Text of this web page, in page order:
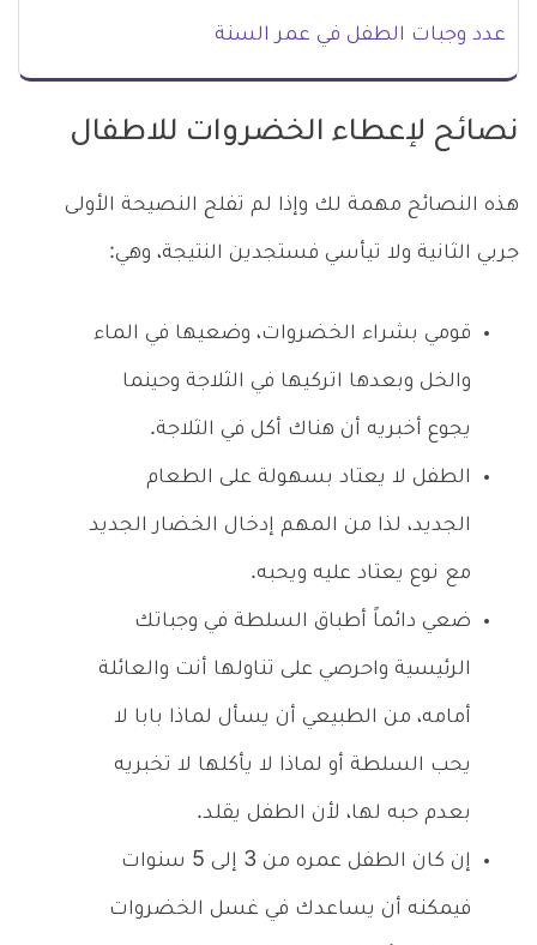
عدد وجبات الطفل في عمر السنة
نصائح لإعطاء الخضروات للاطفال
هذه النصائح مهمة لك وإذا لم تفلح النصيحة الأولى
جربي الثانية ولا تيأسي فستجدين النتيجة، وهي:
قومي بشراء الخضروات، وضعيها في الماء
والخل وبعدها اتركيها في الثلاجة وحينما
يجوع أخبريه أن هناك أكل في الثلاجة.
الطفل لا يعتاد بسهولة على الطعام
الجديد، لذا من المهم إدخال الخضار الجديد
مع نوع يعتاد عليه ويحبه.
ضعي دائماً أطباق السلطة في وجباتك
الرئيسية واحرصي على تناولها أنت والعائلة
أمامه، من الطبيعي أن يسأل لماذا بابا لا
يحب السلطة أو لماذا لا يأكلها لا تخبريه
بعدم حبه لها، لأن الطفل يقلد.
إن كان الطفل عمره من 3 إلى 5 سنوات
فيمكنه أن يساعدك في غسل الخضروات